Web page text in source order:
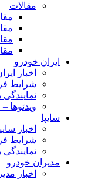
مقالات
ایران خودرو
اخبار
شرایط
ویدئوها
سایپا
اخبار
شرایط
نمایندگی
مدیران خودرو
اخبار